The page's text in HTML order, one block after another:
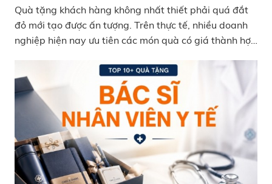
Quà tặng khách hàng không nhất thiết phải quá đắt
đỏ mới tạo được ấn tượng. Trên thực tế, nhiều doanh
nghiệp hiện nay ưu tiên các món quà có giá thành hợp
nhóm khách hàng khác nhau. Nếu đang tìm kiếm các
mẫu quà tặng khách hàng giá rẻ nhưng vẫn đủ chỉn
chu và dễ tạo thiện cảm, dưới đây là những gợi ý được
nhiều doanh nghiệp lựa chọn hiện nay. Top quà tặng
khách hàng giá rẻ thiết thực, dễ tạo thiện cảm